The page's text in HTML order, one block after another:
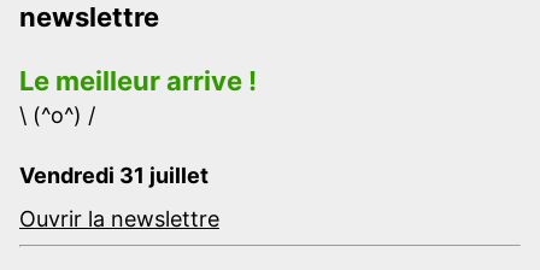
newslettre
Le meilleur arrive !
\ (^o^) /
Vendredi 31 juillet
Ouvrir la newslettre